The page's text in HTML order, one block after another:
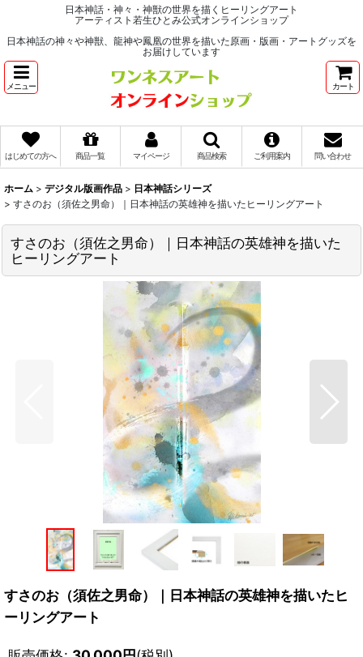
日本神話・神々・神獣の世界を描くヒーリングアート
アーティスト若生ひとみ公式オンラインショップ
日本神話の神々や神獣、龍神や鳳凰の世界を描いた原画・版画・アートグッズを
お届けしています
メニュー カート
はじめての方へ 商品一覧 マイページ 商品検索 ご利用案内 問い合わせ
ホーム > デジタル版画作品 > 日本神話シリーズ
> すさのお（須佐之男命）｜日本神話の英雄神を描いたヒーリングアート
すさのお（須佐之男命）｜日本神話の英雄神を描いた
ヒーリングアート
すさのお（須佐之男命）｜日本神話の英雄神を描いたヒ
ーリングアート